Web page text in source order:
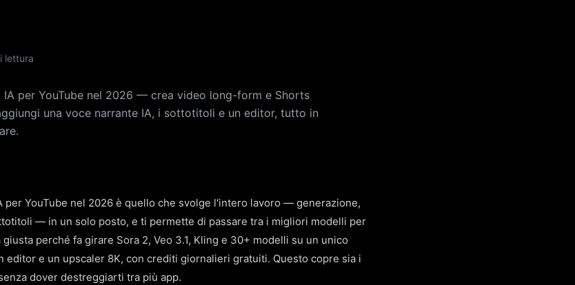
lettura
per YouTube nel 2026 — crea video long-form e Shorts
una voce narrante IA, i sottotitoli e un editor, tutto in
per YouTube nel 2026 è quello che svolge l'intero lavoro — generazione,
— in un solo posto, e ti permette di passare tra i migliori modelli per
perché fa girare Sora 2, Veo 3.1, Kling e 30+ modelli su un unico
editor e un upscaler 8K, con crediti giornalieri gratuiti. Questo copre sia i
dover destreggiarti tra più app.